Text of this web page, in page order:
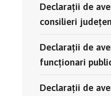
Declaraţii de
consilieri
Declaraţii de
funcţionari
Declaraţii de